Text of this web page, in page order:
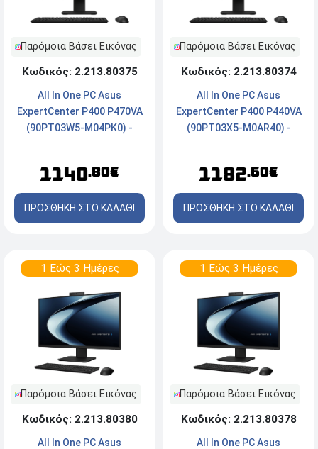
Παρόμοια Βάσει Εικόνας
Κωδικός: 2.213.80375
All In One PC Asus
ExpertCenter P400 P470VA
(90PT03W5-M04PK0) -
512GB SSD NVMe - Webcam
- Windows 11 Pro
1140.80€
ΠΡΟΣΘΗΚΗ ΣΤΟ ΚΑΛΑΘΙ
Παρόμοια Βάσει Εικόνας
Κωδικός: 2.213.80374
All In One PC Asus
ExpertCenter P400 P440VA
(90PT03X5-M0AR40) -
1TB SSD NVMe - Webcam -
FreeDOS
1182.60€
ΠΡΟΣΘΗΚΗ ΣΤΟ ΚΑΛΑΘΙ
1 Εώς 3 Ημέρες
Παρόμοια Βάσει Εικόνας
Κωδικός: 2.213.80380
All In One PC Asus
1 Εώς 3 Ημέρες
Παρόμοια Βάσει Εικόνας
Κωδικός: 2.213.80378
All In One PC Asus